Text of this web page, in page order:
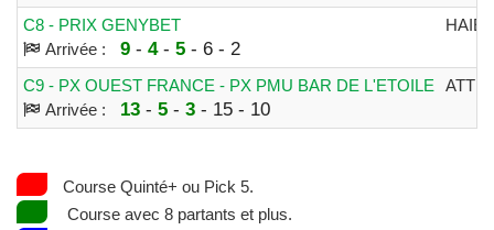
C8 - PRIX GENYBET
Arrivée :
9- 4- 5- 6 - 2
HAIE
C9 - PX OUEST FRANCE - PX PMU BAR DE L'ETOILE
Arrivée :
13- 5- 3- 15 - 10
Course Quinté+ ou Pick 5.
Course avec 8 partants et plus.